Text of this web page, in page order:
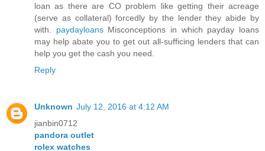
loan as there are CO problem like getting their acreage
(serve as collateral) forcedly by the lender they abide by
with. paydayloansMisconceptions in which payday loans
may help abate you to get out all-sufficing lenders that can
help you get the cash you need.
Reply
Unknown July 12, 2016 at 4:12 AM
jianbin0712
pandora outlet
rolex watches